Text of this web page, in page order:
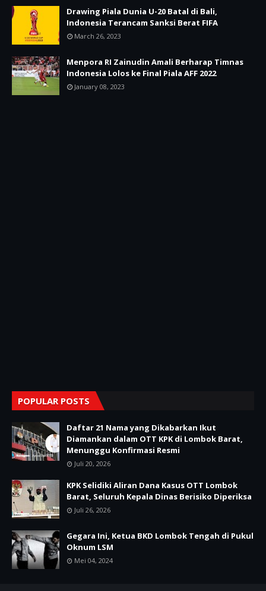
Drawing Piala Dunia U-20 Batal di Bali,
Indonesia Terancam Sanksi Berat FIFA
March 26, 2023
Menpora RI Zainudin Amali Berharap Timnas
Indonesia Lolos ke Final Piala AFF 2022
January 08, 2023
POPULAR POSTS
Daftar 21 Nama yang Dikabarkan Ikut
Diamankan dalam OTT KPK di Lombok Barat,
Menunggu Konfirmasi Resmi
Juli 20, 2026
KPK Selidiki Aliran Dana Kasus OTT Lombok
Barat, Seluruh Kepala Dinas Berisiko Diperiksa
Juli 26, 2026
Gegara Ini, Ketua BKD Lombok Tengah di Pukul
Oknum LSM
Mei 04, 2024